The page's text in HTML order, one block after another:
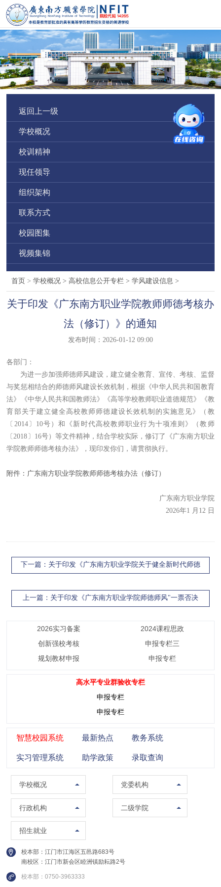
返回上一级
学校概况
校训精神
现任领导
组织架构
联系方式
校园图集
视频集锦
首页 >学校概况 > 高校信息公开专栏 >学风建设信息 >
关于印发《广东南方职业学院教师师德考核办
法（修订）》的通知
发布时间：2026-01-12 09:00
各部门：
为进一步加强师德师风建设，建立健全教育、宣传、考核、监督
与奖惩相结合的师德师风建设长效机制，根据《中华人民共和国教育
法》《中华人民共和国教师法》《高等学校教师职业道德规范》《教
育部关于建立健全高校教师师德建设长效机制的实施意见》（教
〔 2014〕 10号）和《新时代高校教师职业行为十项准则》（教师
〔2018 〕 16号）等文件精神，结合学校实际，修订了《广东南方职业
学院教师师德考核办法》，现印发你们，请贯彻执行。
附件：广东南方职业学院教师师德考核办法（修订）
广东南方职业学院
2026年1 月 12 日
下一篇：关于印发《广东南方职业学院关于健全新时代师德
上一篇：关于印发《广东南方职业学院师德师风"一票否决
2026实习备案
2024课程思政
创新强校考核
申报专栏三
规划教材申报
申报专栏
高水平专业群验收专栏
申报专栏
申报专栏
智慧校园系统
实习管理系统
最新热点
助学政策
教务系统
录取查询
学校概况
学校概况
校训精神
现任领导
组织架构
联系方式
党委机构
党委组织部（党校）
党委宣传部（普法办公室）
党委统战部
行政机构
党政办公室（法制办公室）
南校区管委会办公室
人事处（教师发展中心）
教务处
质量与评建办公室
二级学院
马克思主义学院
管理学院
招生就业
招生办公室
继续教育学院
创新精英班
校本部：江门市江海区五邑路683号
南校区：江门市新会区睦洲镇励耘路2号
校本部：0750-3963333